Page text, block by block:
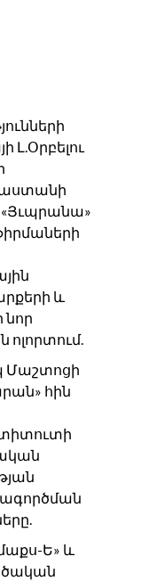
Լ.Օրբելու
«Յւպրանա»
և
նոր
ոլորտում.
Մաշտոցի
հին
Ե» և